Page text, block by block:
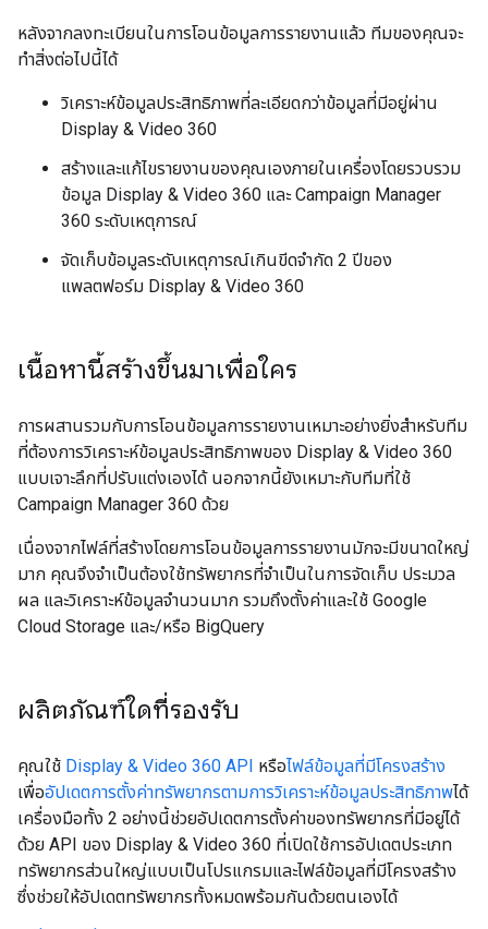
หลังจากลงทะเบียนในการโอนข้อมูลการรายงานแล้ว ทีมของคุณจะ
ทำสิ่งต่อไปนี้ได้
วิเคราะห์ข้อมูลประสิทธิภาพที่ละเอียดกว่าข้อมูลที่มีอยู่ผ่าน
Display & Video 360
สร้างและแก้ไขรายงานของคุณเองภายในเครื่องโดยรวบรวม
ข้อมูล Display & Video 360 และ Campaign Manager
360 ระดับเหตุการณ์
จัดเก็บข้อมูลระดับเหตุการณ์เกินขีดจํากัด 2 ปีของ
แพลตฟอร์ม Display & Video 360
เนื้อหานี้สร้างขึ้นมาเพื่อใคร
การผสานรวมกับการโอนข้อมูลการรายงานเหมาะอย่างยิ่งสำหรับทีม
ที่ต้องการวิเคราะห์ข้อมูลประสิทธิภาพของ Display & Video 360
แบบเจาะลึกที่ปรับแต่งเองได้ นอกจากนี้ยังเหมาะกับทีมที่ใช้
Campaign Manager 360 ด้วย
เนื่องจากไฟล์ที่สร้างโดยการโอนข้อมูลการรายงานมักจะมีขนาดใหญ่
มาก คุณจึงจำเป็นต้องใช้ทรัพยากรที่จำเป็นในการจัดเก็บ ประมวล
ผล และวิเคราะห์ข้อมูลจำนวนมาก รวมถึงตั้งค่าและใช้ Google
Cloud Storage และ/หรือ BigQuery
ผลิตภัณฑ์ใดที่รองรับ
คุณใช้ Display & Video 360 API หรือไฟล์ข้อมูลที่มีโครงสร้าง
เพื่ออัปเดตการตั้งค่าทรัพยากรตามการวิเคราะห์ข้อมูลประสิทธิภาพได้
เครื่องมือทั้ง 2 อย่างนี้ช่วยอัปเดตการตั้งค่าของทรัพยากรที่มีอยู่ได้
ด้วย API ของ Display & Video 360 ที่เปิดใช้การอัปเดตประเภท
ทรัพยากรส่วนใหญ่แบบเป็นโปรแกรมและไฟล์ข้อมูลที่มีโครงสร้าง
ซึ่งช่วยให้อัปเดตทรัพยากรทั้งหมดพร้อมกันด้วยตนเองได้